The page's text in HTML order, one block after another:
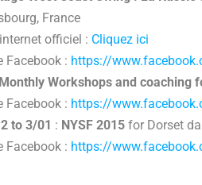
France
officiel : Cliquez ici
Facebook : https://
Monthly Workshops and coaching
Facebook : https://
to 3/01 : NYSF 2015 for Dorset
Facebook : https://